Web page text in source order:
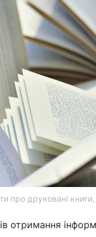
про друковані
отримання